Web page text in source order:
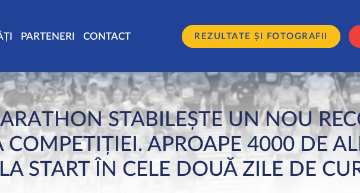
PARTENERI CONTACT REZULTATE ȘI FOTOGRAFII
STABILEȘTE UN NOU
COMPETIȚIEI. APROAPE 4000 DE
START ÎN CELE DOUĂ ZILE DE